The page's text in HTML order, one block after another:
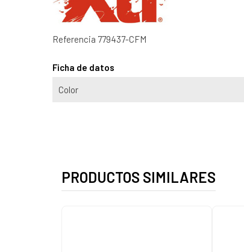
Referencia 779437-CFM
Ficha de datos
Color
PRODUCTOS SIMILARES